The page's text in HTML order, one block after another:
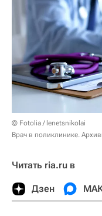
© Fotolia / lenetsnikolai
Врач в поликлинике.
Читать ria.ru в
Дзен